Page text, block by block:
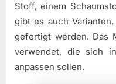
Stoff, einem
gibt es auch
gefertigt werden. Das
verwendet, die sich
anpassen sollen.